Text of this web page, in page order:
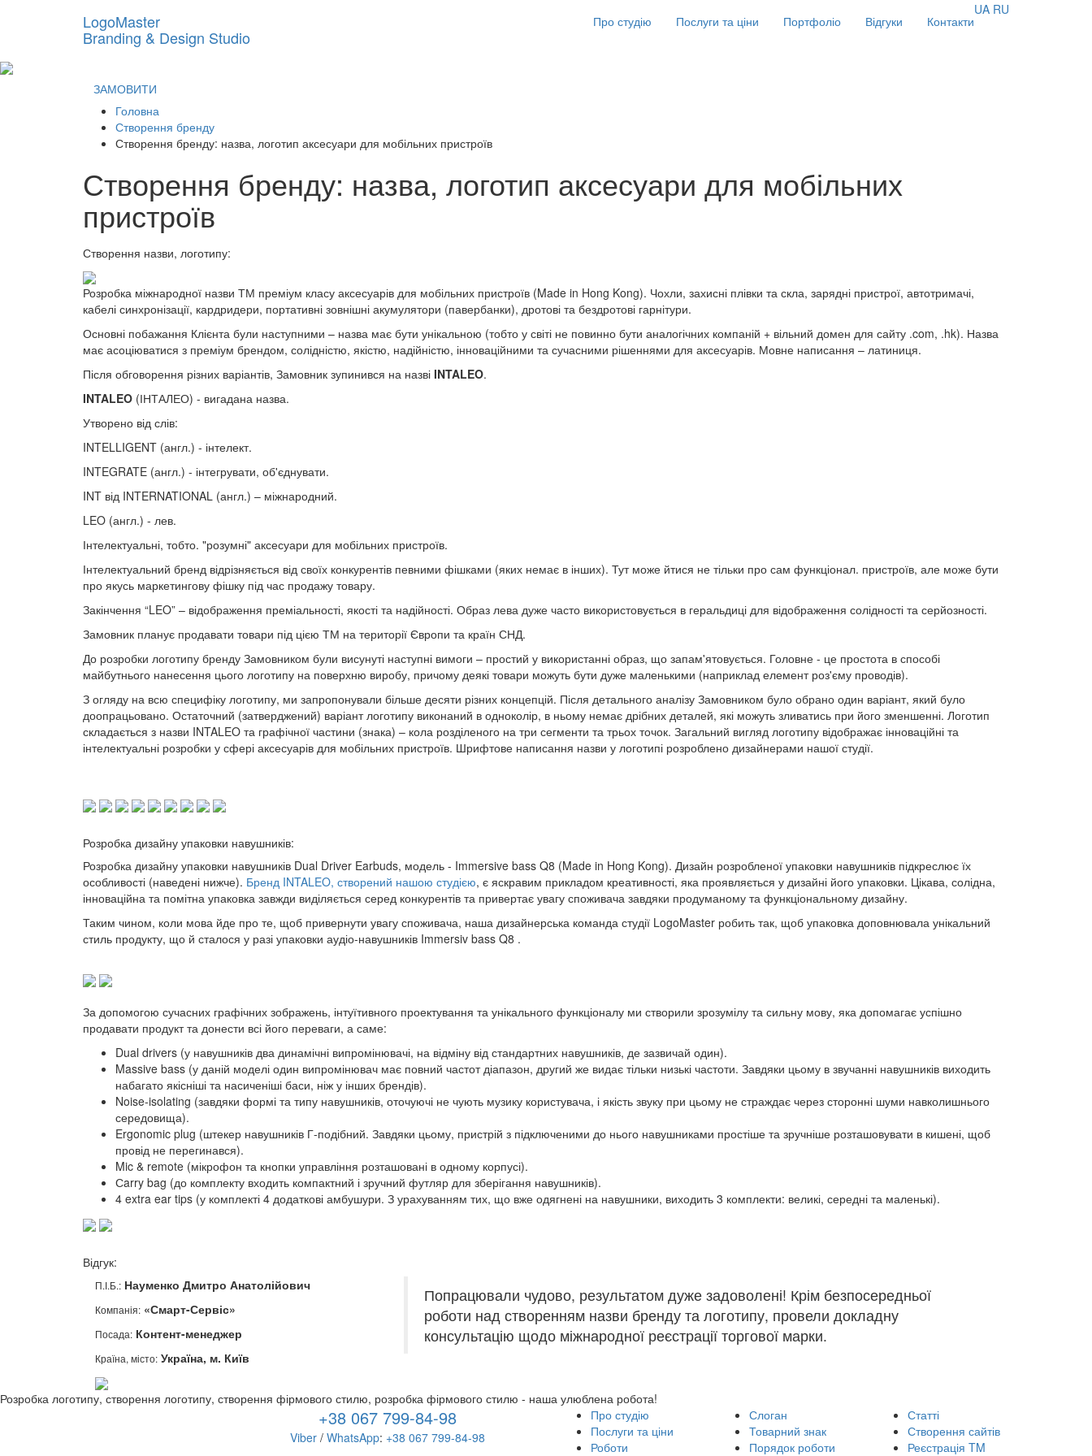
UA RU
LogoMaster
Branding & Design Studio
Про студію Послуги та ціни Портфоліо Відгуки Контакти
ЗАМОВИТИ
Головна
Створення бренду
Створення бренду: назва, логотип аксесуари для мобільних пристроїв
Створення бренду: назва, логотип аксесуари для мобільних
пристроїв
Створення назви, логотипу:
Розробка міжнародної назви ТМ преміум класу аксесуарів для мобільних пристроїв (Made in Hong Kong). Чохли, захисні плівки та скла, зарядні пристрої, автотримачі,
кабелі синхронізації, кардридери, портативні зовнішні акумулятори (павербанки), дротові та бездротові гарнітури.
Основні побажання Клієнта були наступними – назва має бути унікальною (тобто у світі не повинно бути аналогічних компаній + вільний домен для сайту .com, .hk). Назва
має асоціюватися з преміум брендом, солідністю, якістю, надійністю, інноваційними та сучасними рішеннями для аксесуарів. Мовне написання – латиниця.
Після обговорення різних варіантів, Замовник зупинився на назві INTALEO.
INTALEO (ІНТАЛЕО) - вигадана назва.
Утворено від слів:
INTELLIGENT (англ.) - інтелект.
INTEGRATE (англ.) - інтегрувати, об'єднувати.
INT від INTERNATIONAL (англ.) – міжнародний.
LEO (англ.) - лев.
Інтелектуальні, тобто. "розумні" аксесуари для мобільних пристроїв.
Інтелектуальний бренд відрізняється від своїх конкурентів певними фішками (яких немає в інших). Тут може йтися не тільки про сам функціонал. пристроїв, але може бути
про якусь маркетингову фішку під час продажу товару.
Закінчення “LEO” – відображення преміальності, якості та надійності. Образ лева дуже часто використовується в геральдиці для відображення солідності та серйозності.
Замовник планує продавати товари під цією ТМ на території Європи та країн СНД.
До розробки логотипу бренду Замовником були висунуті наступні вимоги – простий у використанні образ, що запам'ятовується. Головне - це простота в способі
майбутнього нанесення цього логотипу на поверхню виробу, причому деякі товари можуть бути дуже маленькими (наприклад елемент роз'єму проводів).
З огляду на всю специфіку логотипу, ми запропонували більше десяти різних концепцій. Після детального аналізу Замовником було обрано один варіант, який було
доопрацьовано. Остаточний (затверджений) варіант логотипу виконаний в одноколір, в ньому немає дрібних деталей, які можуть зливатись при його зменшенні. Логотип
складається з назви INTALEO та графічної частини (знака) – кола розділеного на три сегменти та трьох точок. Загальний вигляд логотипу відображає інноваційні та
інтелектуальні розробки у сфері аксесуарів для мобільних пристроїв. Шрифтове написання назви у логотипі розроблено дизайнерами нашої студії.
Розробка дизайну упаковки навушників:
Розробка дизайну упаковки навушників Dual Driver Earbuds, модель - Immersive bass Q8 (Made in Hong Kong). Дизайн розробленої упаковки навушників підкреслює їх
особливості (наведені нижче). Бренд INTALEO, створений нашою студією, є яскравим прикладом креативності, яка проявляється у дизайні його упаковки. Цікава, солідна,
інноваційна та помітна упаковка завжди виділяється серед конкурентів та привертає увагу споживача завдяки продуманому та функціональному дизайну.
Таким чином, коли мова йде про те, щоб привернути увагу споживача, наша дизайнерська команда студії LogoMaster робить так, щоб упаковка доповнювала унікальний
стиль продукту, що й сталося у разі упаковки аудіо-навушників Immersiv bass Q8 .
За допомогою сучасних графічних зображень, інтуїтивного проектування та унікального функціоналу ми створили зрозумілу та сильну мову, яка допомагає успішно
продавати продукт та донести всі його переваги, а саме:
Dual drivers (у навушників два динамічні випромінювачі, на відміну від стандартних навушників, де зазвичай один).
Massive bass (у даній моделі один випромінювач має повний частот діапазон, другий же видає тільки низькі частоти. Завдяки цьому в звучанні навушників виходить
набагато якісніші та насиченіші баси, ніж у інших брендів).
Noise-isolating (завдяки формі та типу навушників, оточуючі не чують музику користувача, і якість звуку при цьому не страждає через сторонні шуми навколишнього
середовища).
Ergonomic plug (штекер навушників Г-подібний. Завдяки цьому, пристрій з підключеними до нього навушниками простіше та зручніше розташовувати в кишені, щоб
провід не перегинався).
Mic & remote (мікрофон та кнопки управління розташовані в одному корпусі).
Сarry bag (до комплекту входить компактний і зручний футляр для зберігання навушників).
4 extra ear tips (у комплекті 4 додаткові амбушури. З урахуванням тих, що вже одягнені на навушники, виходить 3 комплекти: великі, середні та маленькі).
Відгук:
П.І.Б.: Науменко Дмитро Анатолійович
Компанія: «Смарт-Сервіс»
Посада: Контент-менеджер
Країна, місто: Україна, м. Київ
Попрацювали чудово, результатом дуже задоволені! Крім безпосередньої
роботи над створенням назви бренду та логотипу, провели докладну
консультацію щодо міжнародної реєстрації торгової марки.
Розробка логотипу, створення логотипу, створення фірмового стилю, розробка фірмового стилю - наша улюблена робота!
+38 067 799-84-98
Viber / WhatsApp: +38 067 799-84-98
Про студію
Послуги та ціни
Роботи
Слоган
Товарний знак
Порядок роботи
Статті
Створення сайтів
Реєстрація TM